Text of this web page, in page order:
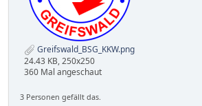
Greifswald_BSG_KKW.png
24.43 KB, 250x250
360 Mal angeschaut
3 Personen gefällt das.